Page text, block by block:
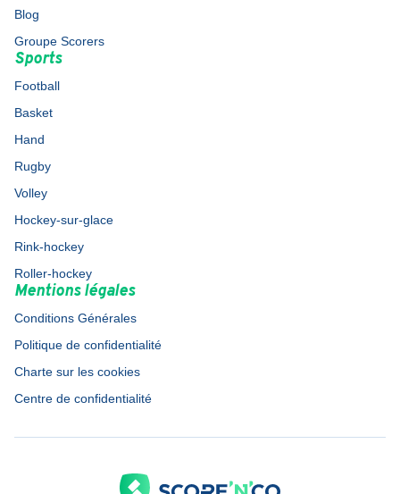
Blog
Groupe Scorers
Sports
Football
Basket
Hand
Rugby
Volley
Hockey-sur-glace
Rink-hockey
Roller-hockey
Mentions légales
Conditions Générales
Politique de confidentialité
Charte sur les cookies
Centre de confidentialité